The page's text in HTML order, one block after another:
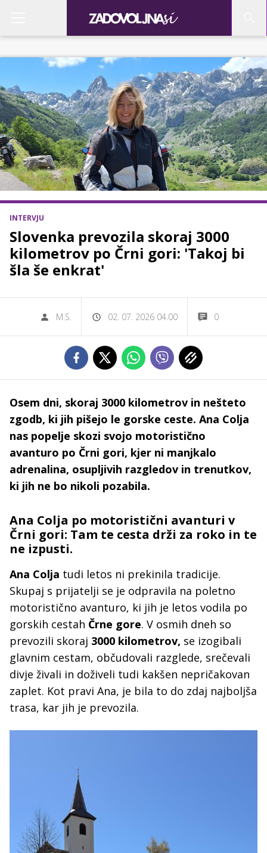
INTERVJU
Slovenka prevozila skoraj 3000
kilometrov po Črni gori: 'Takoj bi
šla še enkrat'
M.S. 02. 07. 2026 04.00 0
Osem dni, skoraj 3000 kilometrov in nešteto
zgodb, ki jih pišejo le gorske ceste. Ana Colja
nas popelje skozi svojo motoristično
avanturo po Črni gori, kjer ni manjkalo
adrenalina, osupljivih razgledov in trenutkov,
ki jih ne bo nikoli pozabila.
Ana Colja po motoristični avanturi v
Črni gori: Tam te cesta drži za roko in te
ne izpusti.
Ana Colja tudi letos ni prekinila tradicije.
Skupaj s prijatelji se je odpravila na poletno
motoristično avanturo, ki jih je letos vodila po
gorskih cestah Črne gore. V osmih dneh so
prevozili skoraj 3000 kilometrov, se izogibali
glavnim cestam, občudovali razglede, srečevali
divje živali in doživeli tudi kakšen nepričakovan
zaplet. Kot pravi Ana, je bila to do zdaj najboljša
trasa, kar jih je prevozila.